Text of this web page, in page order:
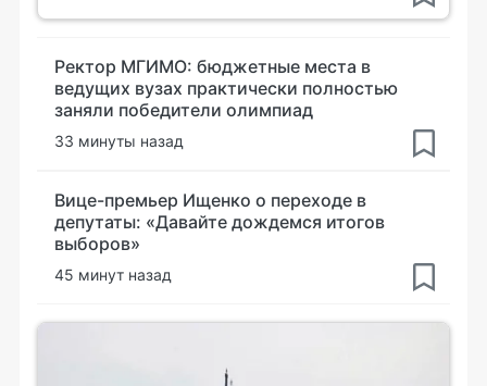
Ректор МГИМО: бюджетные места в
ведущих вузах практически полностью
заняли победители олимпиад
33 минуты назад
Вице-премьер Ищенко о переходе в
депутаты: «Давайте дождемся итогов
выборов»
45 минут назад